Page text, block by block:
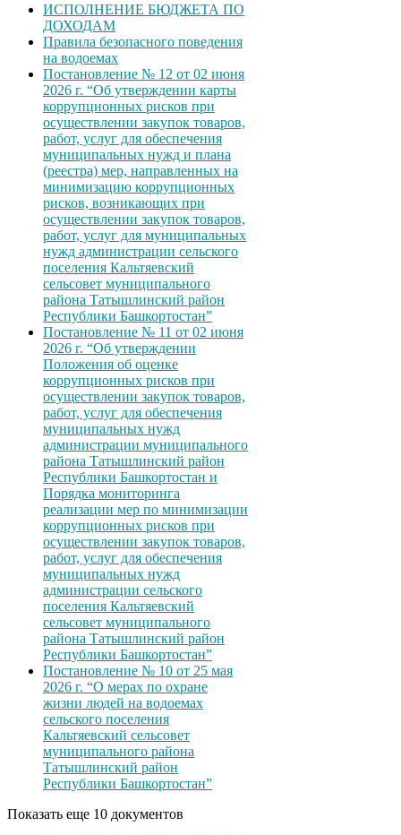
ИСПОЛНЕНИЕ БЮДЖЕТА ПО
ДОХОДАМ
Правила безопасного поведения
на водоемах
Постановление № 12 от 02 июня
2026 г. “Об утверждении карты
коррупционных рисков при
осуществлении закупок товаров,
работ, услуг для обеспечения
муниципальных нужд и плана
(реестра) мер, направленных на
минимизацию коррупционных
рисков, возникающих при
осуществлении закупок товаров,
работ, услуг для муниципальных
нужд администрации сельского
поселения Кальтяевский
сельсовет муниципального
района Татышлинский район
Республики Башкортостан”
Постановление № 11 от 02 июня
2026 г. “Об утверждении
Положения об оценке
коррупционных рисков при
осуществлении закупок товаров,
работ, услуг для обеспечения
муниципальных нужд
администрации муниципального
района Татышлинский район
Республики Башкортостан и
Порядка мониторинга
реализации мер по минимизации
коррупционных рисков при
осуществлении закупок товаров,
работ, услуг для обеспечения
муниципальных нужд
администрации сельского
поселения Кальтяевский
сельсовет муниципального
района Татышлинский район
Республики Башкортостан”
Постановление № 10 от 25 мая
2026 г. “О мерах по охране
жизни людей на водоемах
сельского поселения
Кальтяевский сельсовет
муниципального района
Татышлинский район
Республики Башкортостан”
Показать еще 10 документов